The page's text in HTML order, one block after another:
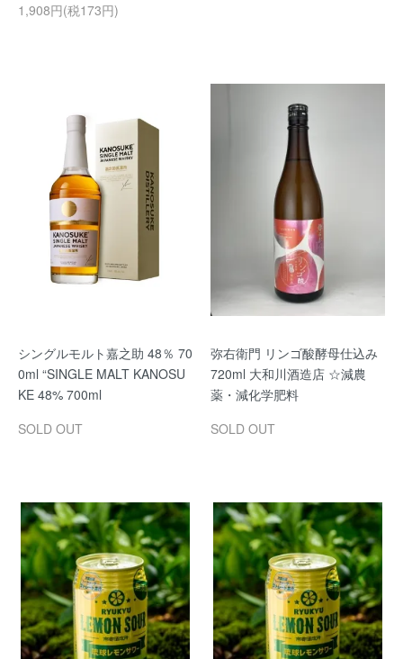
1,908円(税173円)
シングルモルト嘉之助 48％ 70
0ml “SINGLE MALT KANOSU
KE 48% 700ml
SOLD OUT
弥右衛門 リンゴ酸酵母仕込み
720ml 大和川酒造店 ☆減農
薬・減化学肥料
SOLD OUT